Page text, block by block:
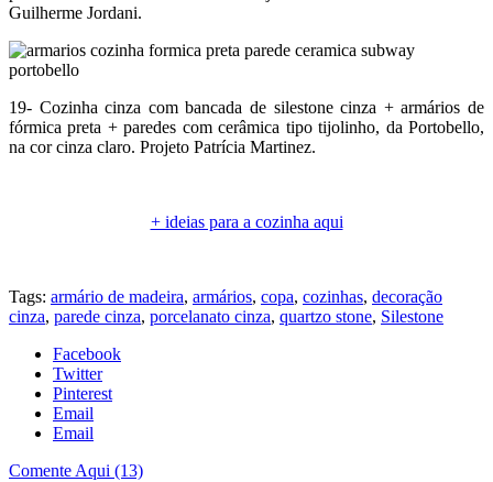
Guilherme Jordani.
19- Cozinha cinza com bancada de silestone cinza + armários de
fórmica preta + paredes com cerâmica tipo tijolinho, da Portobello,
na cor cinza claro. Projeto Patrícia Martinez.
+ ideias para a cozinha aqui
Tags: armário de madeira, armários, copa, cozinhas, decoração
cinza, parede cinza, porcelanato cinza, quartzo stone, Silestone
Facebook
Twitter
Pinterest
Email
Email
Comente Aqui (13)